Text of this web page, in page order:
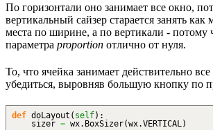
По горизонтали оно занимает все окно,
вертикальный сайзер старается занять
места по ширине, а по вертикали - потому
параметра proportion отлично от нуля.
То, что ячейка занимает действительно
убедиться, выровняв большую кнопку по
def doLayout ( self) :
sizer = wx. BoxSizer(wx.VERTICAL)